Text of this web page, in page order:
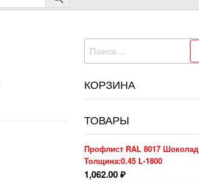
Найти:
КОРЗИНА
ТОВАРЫ
Профлист RAL 8017 Шоколад
Толщина:0.45 L-1800
1,062.00₽